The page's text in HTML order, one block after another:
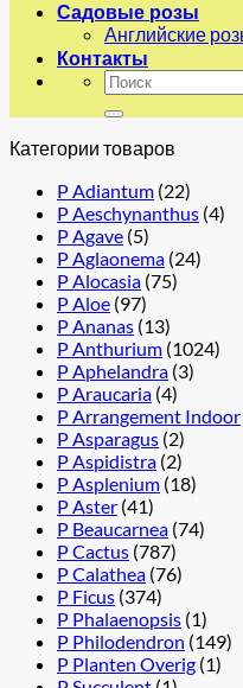
Садовые розы
Английские
Контакты
Искать:
Категории товаров
P Adiantum (22)
P Aeschynanthus (4)
P Agave (5)
P Aglaonema (24)
P Alocasia (75)
P Aloe (97)
P Ananas (13)
P Anthurium (1024)
P Aphelandra (3)
P Araucaria (4)
P Arrangement Indoor
P Asparagus (2)
P Aspidistra (2)
P Asplenium (18)
P Aster (41)
P Beaucarnea (74)
P Cactus (787)
P Calathea (76)
P Ficus (374)
P Phalaenopsis (1)
P Philodendron (149)
P Planten Overig (1)